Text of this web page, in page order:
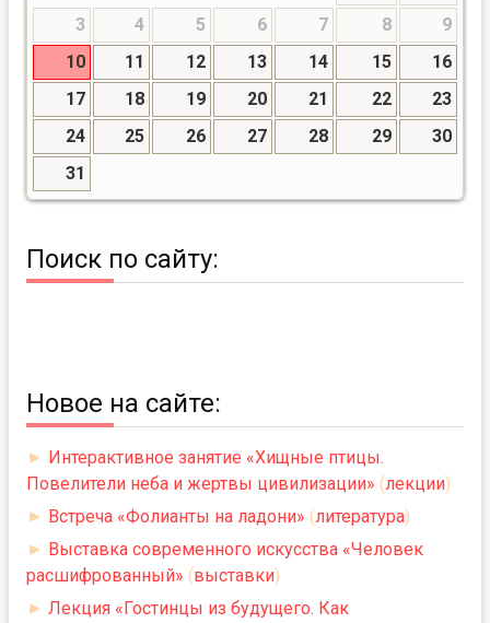
3
4 5 6 7 8
9
10
11 12 13 14 15
16
17
18 19 20 21 22
23
24
25 26 27 28 29
30
31
Поиск по сайту:
Новое на сайте:
► Интерактивное занятие «Хищные птицы.
Повелители неба и жертвы цивилизации» (лекции)
► Встреча «Фолианты на ладони» (литература)
► Выставка современного искусства «Человек
расшифрованный» (выставки)
► Лекция «Гостинцы из будущего. Как